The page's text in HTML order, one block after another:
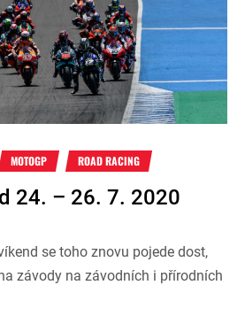
MOTOGP ROAD RACING
24. – 26. 7. 2020
se toho znovu pojede dost,
závody na závodních i přírodních